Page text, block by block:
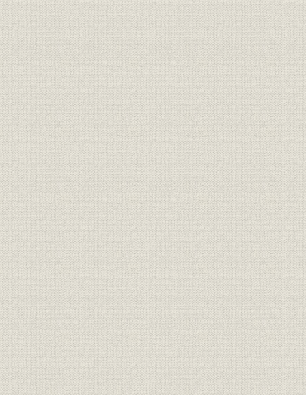
板祝工場
鈴鹿工場
高槻研究所
本社
序文
30年ノ アユミヲ カエリミテ 社長 植場鉄三
主要目次
凡例
I 前史
〈クレビ ヘコワ〉高級レジン加工綿布......写[写真]
前史目次
富山紡績役員(1921~34年)......写[写真]
ハシガキ
1 苦労ヲ カサネタ 草分ケノ 時期